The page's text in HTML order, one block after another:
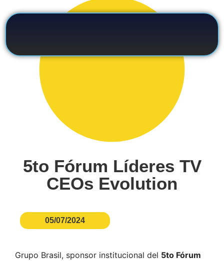
5to Fórum Líderes TV
CEOs Evolution
05/07/2024
Grupo Brasil, sponsor institucional del 5to Fórum